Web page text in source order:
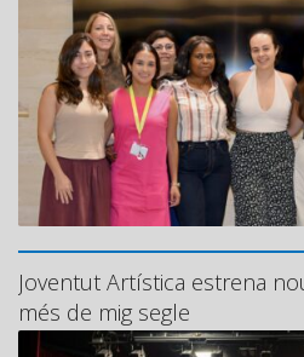
Joventut Artística estrena
més de mig segle